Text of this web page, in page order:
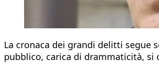
La cronaca dei grandi delitti segue
pubblico, carica di drammaticità, si